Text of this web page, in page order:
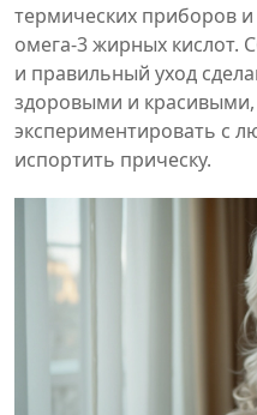
термических приборов
омега‑3 жирных кислот.
и правильный уход
здоровыми и
экспериментировать с
испортить прическу.